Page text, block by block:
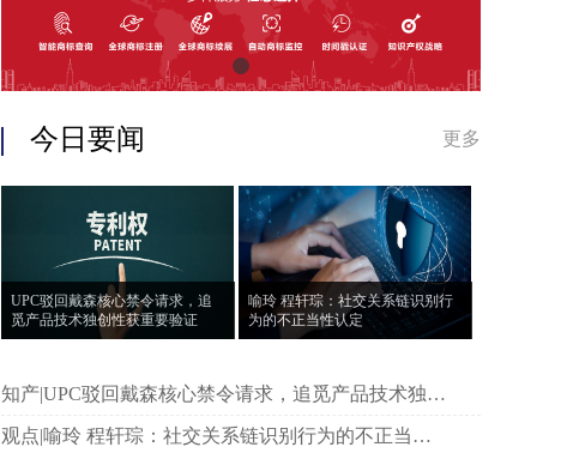
今日要闻 更多
UPC驳回戴森核心禁令请求，追
觅产品技术独创性获重要验证
喻玲 程轩琮：社交关系链识别行
为的不正当性认定
知产|UPC驳回戴森核心禁令请求，追觅产品技术独创
性获重要验证
观点|喻玲 程轩琮：社交关系链识别行为的不正当性